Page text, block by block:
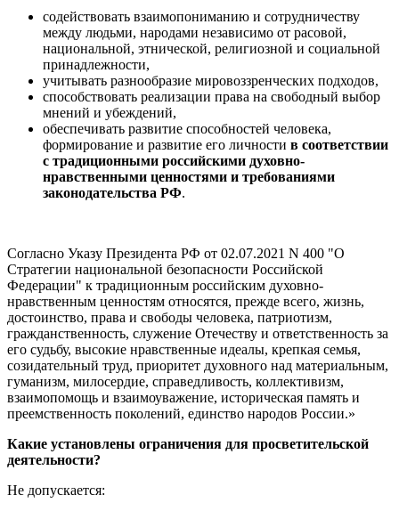
содействовать взаимопониманию и сотрудничеству
между людьми, народами независимо от расовой,
национальной, этнической, религиозной и социальной
принадлежности,
учитывать разнообразие мировоззренческих подходов,
способствовать реализации права на свободный выбор
мнений и убеждений,
обеспечивать развитие способностей человека,
формирование и развитие его личности в соответствии
с традиционными российскими духовно-
нравственными ценностями и требованиями
законодательства РФ.
Согласно Указу Президента РФ от 02.07.2021 N 400 "О
Стратегии национальной безопасности Российской
Федерации" к традиционным российским духовно-
нравственным ценностям относятся, прежде всего, жизнь,
достоинство, права и свободы человека, патриотизм,
гражданственность, служение Отечеству и ответственность за
его судьбу, высокие нравственные идеалы, крепкая семья,
созидательный труд, приоритет духовного над материальным,
гуманизм, милосердие, справедливость, коллективизм,
взаимопомощь и взаимоуважение, историческая память и
преемственность поколений, единство народов России.»
Какие установлены ограничения для просветительской
деятельности?
Не допускается: